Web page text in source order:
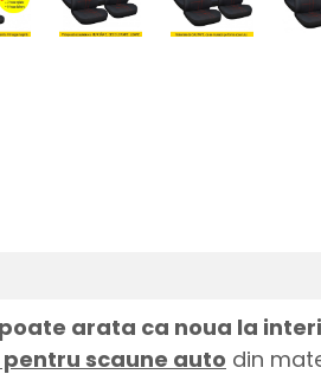
arata ca noua la
scaune auto din